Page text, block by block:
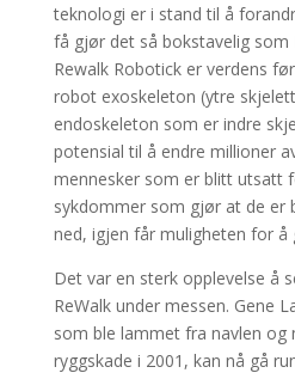
teknologi er i stand til å
få gjør det så bokstavelig som
Rewalk Robotick er verdens
robot exoskeleton (ytre
endoskeleton som er indre
potensial til å endre millioner
mennesker som er blitt utsatt
sykdommer som gjør at de er
ned, igjen får muligheten for å
Det var en sterk opplevelse å
ReWalk under messen. Gene
som ble lammet fra navlen og
ryggskade i 2001, kan nå gå